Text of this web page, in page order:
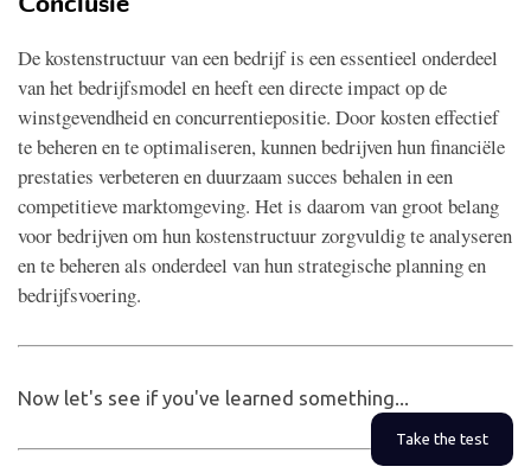
De kostenstructuur van een bedrijf is een essentieel onderdeel
van het bedrijfsmodel en heeft een directe impact op de
winstgevendheid en concurrentiepositie. Door kosten effectief
te beheren en te optimaliseren, kunnen bedrijven hun financiële
prestaties verbeteren en duurzaam succes behalen in een
competitieve marktomgeving. Het is daarom van groot belang
voor bedrijven om hun kostenstructuur zorgvuldig te analyseren
en te beheren als onderdeel van hun strategische planning en
bedrijfsvoering.
Now let's see if you've learned something...
Take the test